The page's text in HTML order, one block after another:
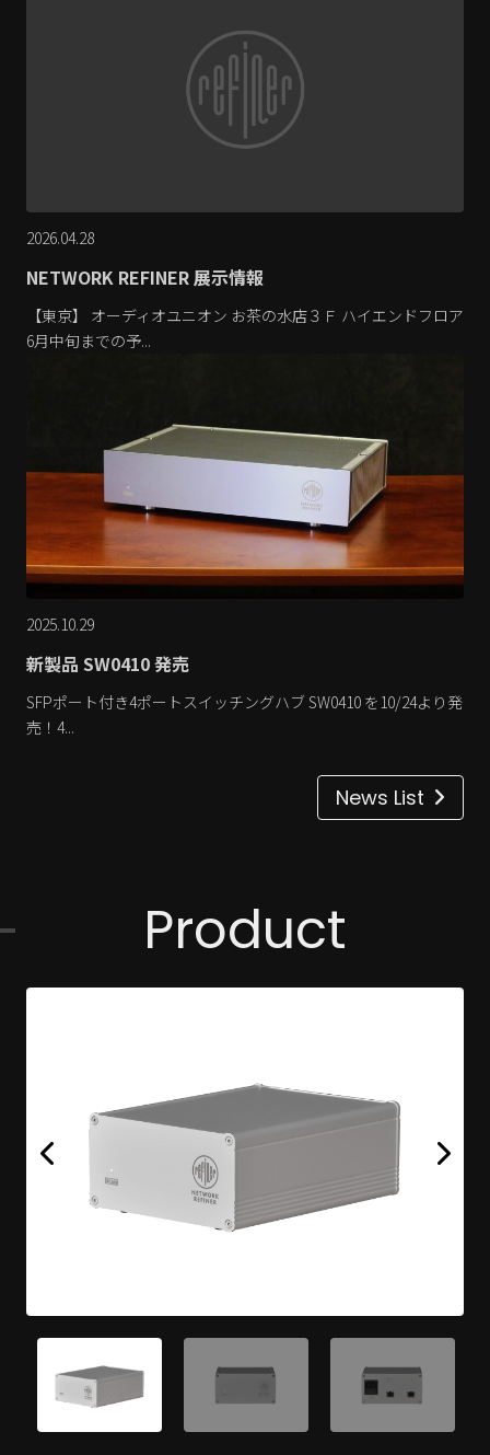
2026.04.28
NETWORK REFINER 展示情報
【東京】 オーディオユニオン お茶の水店３Ｆ ハイエンドフロア
6月中旬までの予...
2025.10.29
新製品 SW0410 発売
SFPポート付き4ポートスイッチングハブ SW0410 を10/24より発
売！4...
News List
Product